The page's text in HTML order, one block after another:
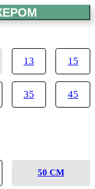
13 15
35 45
50 СМ